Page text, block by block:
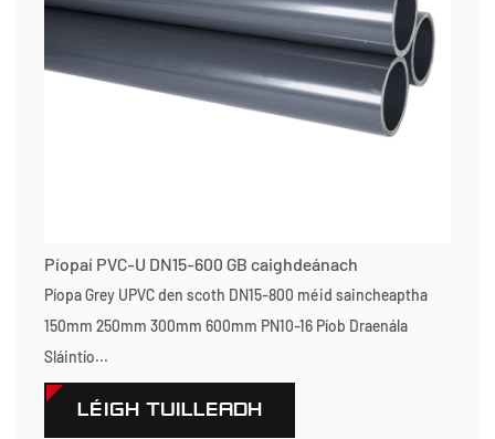
Píopaí PVC-U DN15-600 GB caighdeánach
Píopa Grey UPVC den scoth DN15-800 méid saincheaptha
150mm 250mm 300mm 600mm PN10-16 Píob Draenála
Sláintío...
LÉIGH TUILLEADH